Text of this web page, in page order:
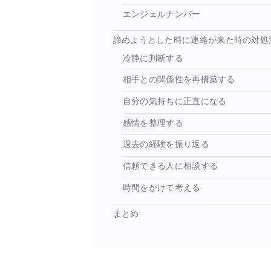
エンジェルナンバー
諦めようとした時に連絡が来た時の対処
冷静に判断する
相手との関係性を再構築する
自分の気持ちに正直になる
感情を整理する
過去の経験を振り返る
信頼できる人に相談する
時間をかけて考える
まとめ